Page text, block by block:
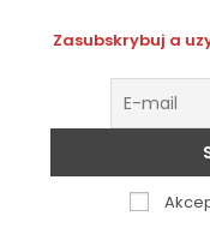
Zasubskrybuj a